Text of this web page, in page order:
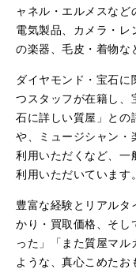
ャネル・エルメスなど
電気製品、カメラ・
の楽器、毛皮・着物な
ダイヤモンド・宝石
つスタッフが在籍し、
石に詳しい質屋」との
や、ミュージシャン・
利用いただくなど、一
利用いただいています。
豊富な経験とリアルタ
かり・買取価格、そし
った」「また質屋マ
ような、真心こめたお